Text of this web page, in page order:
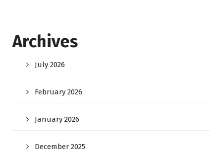
Archives
July 2026
February 2026
January 2026
December 2025